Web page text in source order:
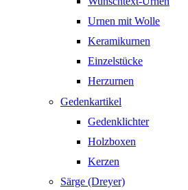
Urnen mit Wolle
Keramikurnen
Einzelstücke
Herzurnen
Gedenkartikel
Gedenklichter
Holzboxen
Kerzen
Särge (Dreyer)